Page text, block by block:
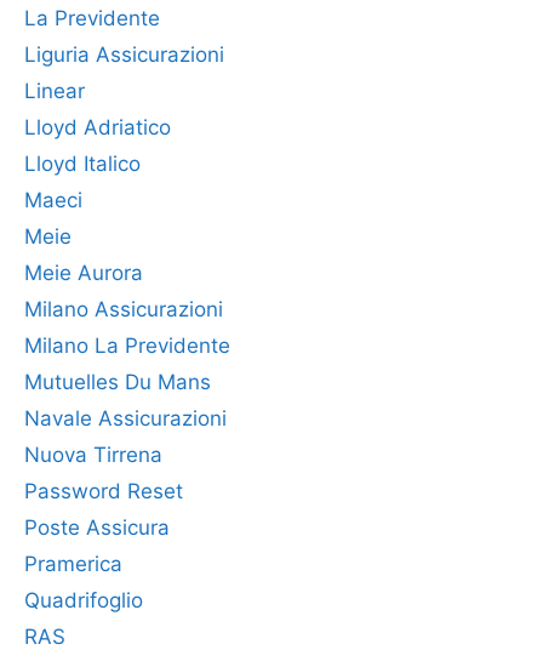
La Previdente
Liguria Assicurazioni
Linear
Lloyd Adriatico
Lloyd Italico
Maeci
Meie
Meie Aurora
Milano Assicurazioni
Milano La Previdente
Mutuelles Du Mans
Navale Assicurazioni
Nuova Tirrena
Password Reset
Poste Assicura
Pramerica
Quadrifoglio
RAS